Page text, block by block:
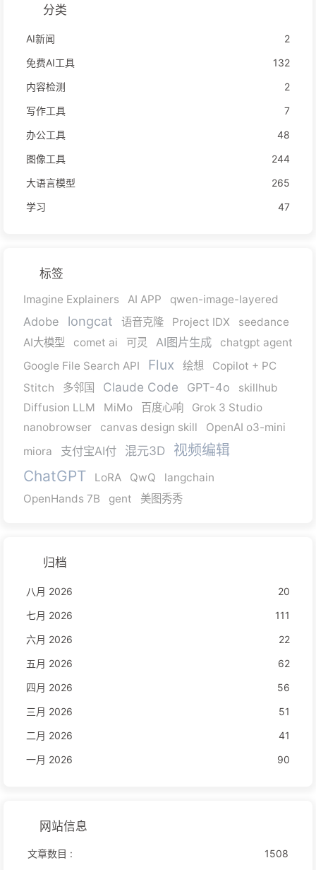
分类
AI新闻
2
免费AI工具
132
内容检测
2
写作工具
7
办公工具
48
图像工具
244
大语言模型
265
学习
47
标签
Imagine Explainers AI APP qwen-image-layered
Adobe longcat 语音克隆 Project IDX
seedance
AI大模型
comet ai 可灵 AI图片生成
chatgpt agent
Google File Search API
Flux 绘想
Copilot + PC
Stitch
多邻国 Claude Code GPT-4o
skillhub
Diffusion LLM
MiMo 百度心响
Grok 3 Studio
nanobrowser
canvas design skill
OpenAI o3-mini
miora
支付宝AI付 混元3D 视频编辑
ChatGPT LoRA QwQ
langchain
OpenHands 7B
gent 美图秀秀
归档
八月 2026
20
七月 2026
111
六月 2026
22
五月 2026
62
四月 2026
56
三月 2026
51
二月 2026
41
一月 2026
90
网站信息
文章数目 :
1508